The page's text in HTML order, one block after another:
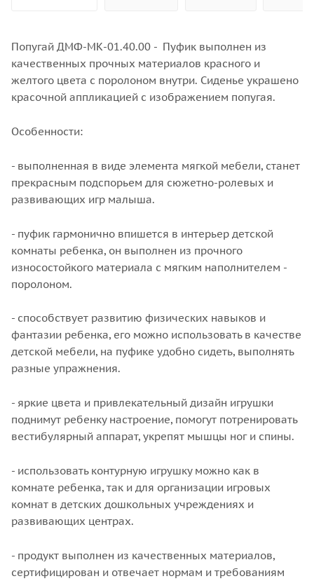
Попугай ДМФ-МК-01.40.00 - Пуфик выполнен из
качественных прочных материалов красного и
желтого цвета с поролоном внутри. Сиденье украшено
красочной аппликацией с изображением попугая.
Особенности:
- выполненная в виде элемента мягкой мебели, станет
прекрасным подспорьем для сюжетно-ролевых и
развивающих игр малыша.
- пуфик гармонично впишется в интерьер детской
комнаты ребенка, он выполнен из прочного
износостойкого материала с мягким наполнителем -
поролоном.
- способствует развитию физических навыков и
фантазии ребенка, его можно использовать в качестве
детской мебели, на пуфике удобно сидеть, выполнять
разные упражнения.
- яркие цвета и привлекательный дизайн игрушки
поднимут ребенку настроение, помогут потренировать
вестибулярный аппарат, укрепят мышцы ног и спины.
- использовать контурную игрушку можно как в
комнате ребенка, так и для организации игровых
комнат в детских дошкольных учреждениях и
развивающих центрах.
- продукт выполнен из качественных материалов,
сертифицирован и отвечает нормам и требованиям